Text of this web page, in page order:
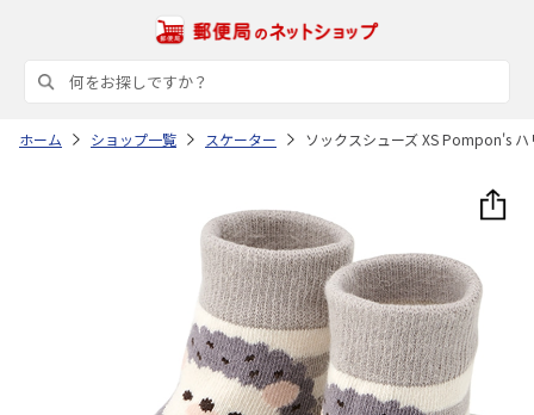
ホーム ショップ一覧 スケーター ソックスシューズ XS Pompon's ハ